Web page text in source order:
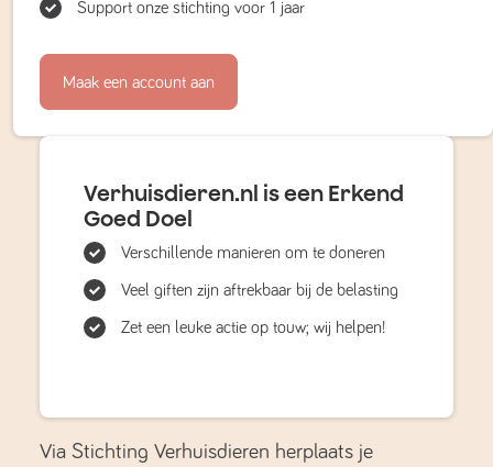
Support onze stichting voor 1 jaar
Maak een account aan
Verhuisdieren.nl is een Erkend
Goed Doel
Verschillende manieren om te doneren
Veel giften zijn aftrekbaar bij de belasting
Zet een leuke actie op touw; wij helpen!
Via Stichting Verhuisdieren herplaats je